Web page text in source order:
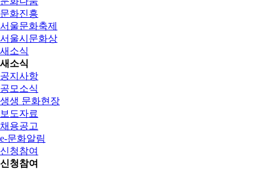
문화진흥
서울문화축제
서울시문화상
새소식
새소식
공지사항
공모소식
생생 문화현장
보도자료
채용공고
e-문화알림
신청참여
신청참여